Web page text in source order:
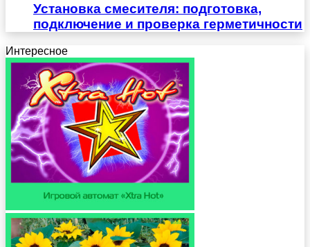
Установка смесителя: подготовка,
подключение и проверка герметичности
Интересное